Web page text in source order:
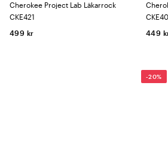
Cherokee Project Lab Läkarrock
CKE421
499 kr
449
-20%